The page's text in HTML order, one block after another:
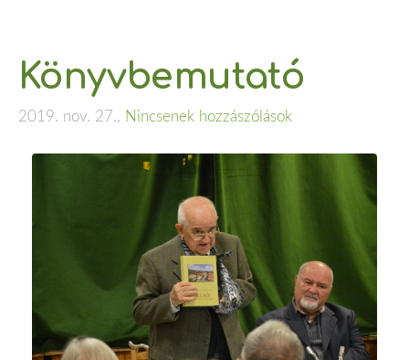
Könyvbemutató
2019. nov. 27., Nincsenek hozzászólások